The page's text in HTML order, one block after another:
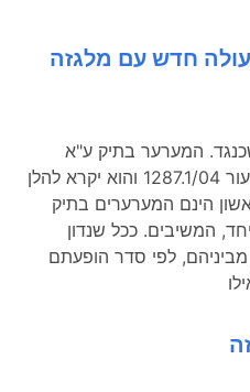
חדש עם מלגזה
שכנגד. המערער בתיק ע"א
1287/04 הינו המשיב בתיק ערעור 1287.1/04 והוא יקרא להלן
הינם המערערים בתיק
המשיבים. ככל שנדון
לפי סדר הופעתם